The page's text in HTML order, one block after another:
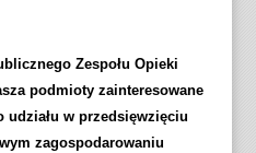
Zespołu Opieki
podmioty zainteresowane
udziału w przedsięwzięciu
zagospodarowaniu